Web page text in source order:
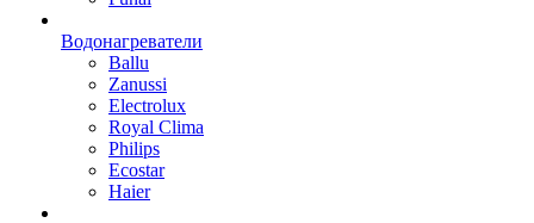
Водонагреватели
Ballu
Zanussi
Electrolux
Royal Clima
Philips
Ecostar
Haier